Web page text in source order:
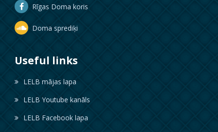
Rīgas Doma koris
Doma sprediķi
Useful links
LELB mājas lapa
LELB Youtube kanāls
LELB Facebook lapa